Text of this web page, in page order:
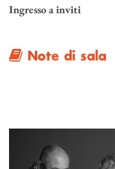
Ingresso a inviti
Note di sala